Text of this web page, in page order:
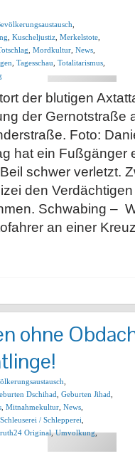
Kuscheljustiz Merkelstote
Mordkultur News
Tagesschau Totalitarismus
der blutigen
der Gernotstraße
Foto:
hat ein Fußgänger
schwer verletzt.
den
Schwabing –
an einer
ohne
Dschihad Geburten Jihad
Mitnahmekultur News
Schleuserei / Schlepperei
Original,Umvolkung,